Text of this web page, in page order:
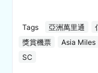
Tags 亞洲萬里通
獎賞機票
Asia Miles
SC